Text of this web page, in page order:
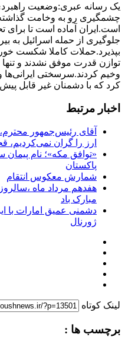
یک رسانه عبری:وضعیت
چشمگیری رو به وخامت
است. ایران آماده است تا برای
جلوگیری از حمله اسرائیل به
بپذیرد.حملات کاملا شکست‌
توازن قدرت موفق نشدند و تنها
وخیم کردند.سرسختی ایرانی‌ها
کرد که با دشمنان غیر قابل
اخبار مرتبط
آقای رئیس‌جمهور
ارز را گران
«توافق مکه»؛ نام
پاکستان
شمارش معکوس انتقام
هفدهم مرداد ماه
مبارک باد
دشمنی عمیق امارات با
ژورنال
لینک کوتاه
برچسب ها :